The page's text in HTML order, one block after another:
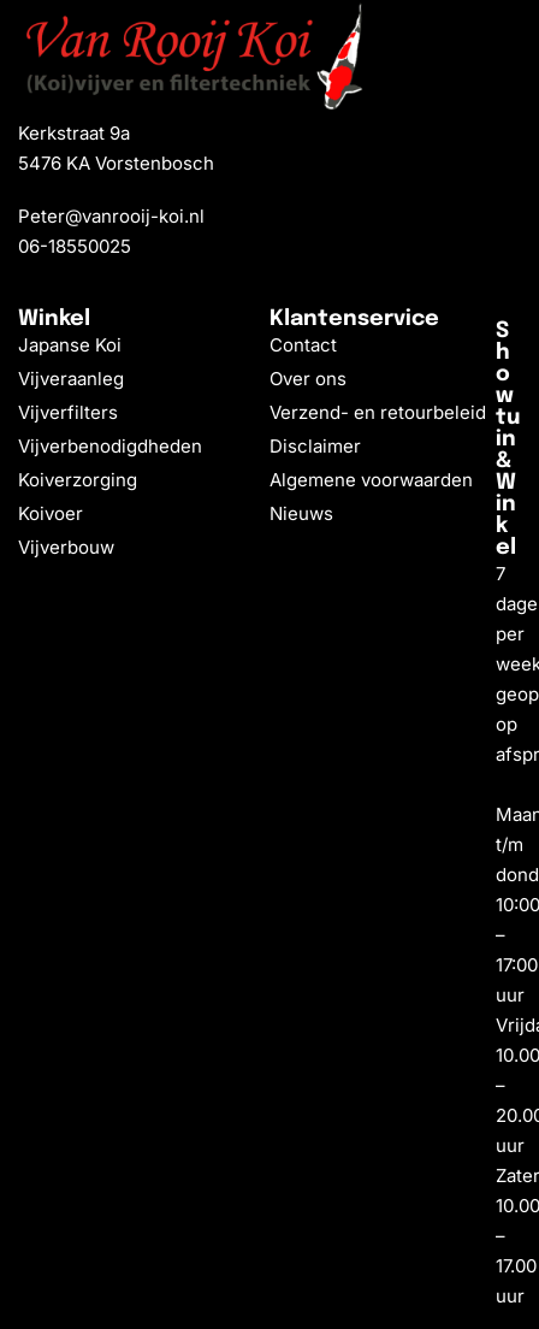
Kerkstraat 9a
5476 KA Vorstenbosch
Peter@vanrooij-koi.nl
06-18550025
Winkel
Japanse Koi
Vijveraanleg
Vijverfilters
Vijverbenodigdheden
Koiverzorging
Koivoer
Vijverbouw
Klantenservice
Contact
Over ons
Verzend- en retourbeleid
Disclaimer
Algemene voorwaarden
Nieuws
S
h
o
w
tu
in
&
W
in
k
el
7
per
op
t/m
–
17:00
uur
–
uur
–
17.00
uur